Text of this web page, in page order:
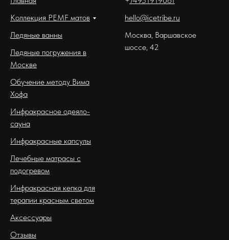
видеопрезентация
Коллекция PEMF матов
Ледяные ванны
Ледяные погружения в
Москве
Обучение методу Вима
Хофа
Инфракрасное одеяло-
сауна
Инфракрасные капсулы
Лечебные матрасы с
подогревом
Инфракрасная кепка для
терапии красным светом
Аксессуары
Отзывы
hello@icetribe.ru
Москва, Варшавское
шоссе, 42